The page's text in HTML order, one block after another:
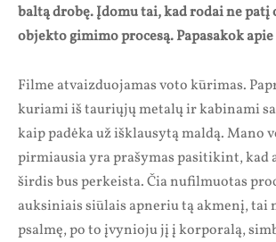
baltą drobę. Įdomu tai, kad rodai ne patį
objekto gimimo procesą. Papasakok
Filme atvaizduojamas voto kūrimas.
kuriami iš tauriųjų metalų ir kabinami
kaip padėka už išklausytą maldą. Mano
pirmiausia yra prašymas pasitikint, kad
širdis bus perkeista. Čia nufilmuotas
auksiniais siūlais apneriu tą akmenį, tai
psalmę, po to įvynioju jį į korporalą,